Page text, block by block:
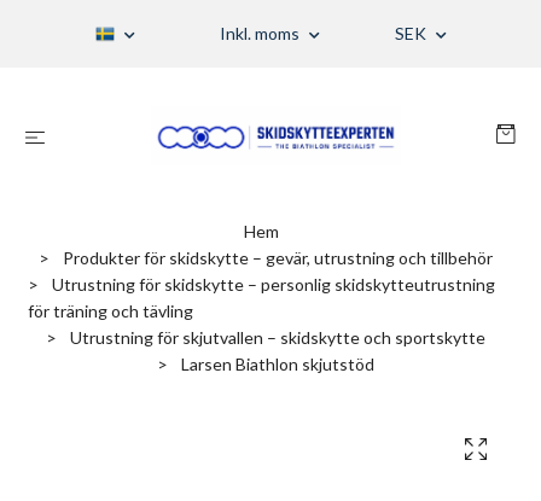
Inkl. moms SEK
Hem
Produkter för skidskytte – gevär, utrustning och tillbehör
Utrustning för skidskytte – personlig skidskytteutrustning
för träning och tävling
Utrustning för skjutvallen – skidskytte och sportskytte
Larsen Biathlon skjutstöd